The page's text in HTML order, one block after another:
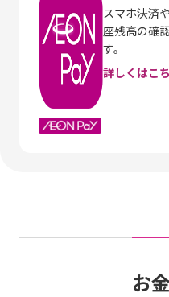
スマホ決済
座残高の確
す。
詳しくはこ
お